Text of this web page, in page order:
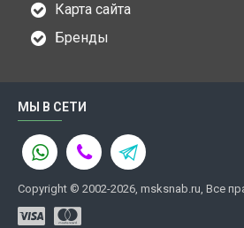
Карта сайта
Бренды
МЫ В СЕТИ
Copyright © 2002-2026, msksnab.ru, Все